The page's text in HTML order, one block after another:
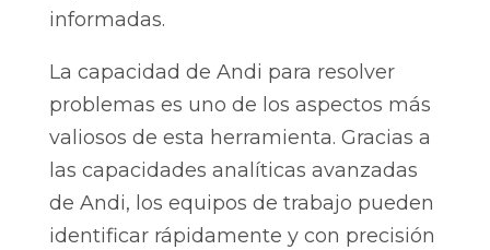
informadas.
La capacidad de Andi para resolver
problemas es uno de los aspectos más
valiosos de esta herramienta. Gracias a
las capacidades analíticas avanzadas
de Andi, los equipos de trabajo pueden
identificar rápidamente y con precisión